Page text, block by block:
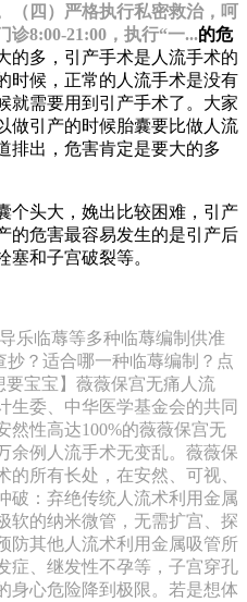
（四）严格执行私密救治，呵
8:00-21:00，执行“一...的危
的多，引产手术是人流手术的
时候，正常的人流手术是没有
就需要用到引产手术了。大家
做引产的时候胎囊要比做人流
排出，危害肯定是要大的多
个头大，娩出比较困难，引产
的危害最容易发生的是引产后
塞和子宫破裂等。
乐临蓐等多种临蓐编制供准
？适合哪一种临蓐编制？点
宝宝】薇薇保宫无痛人流
委、中华医学基金会的共同
然性高达100%的薇薇保宫无
余例人流手术无变乱。薇薇保
所有长处，在安然、可视、
破：弃绝传统人流术利用金属
软的纳米微管，无需扩宫、探
防其他人流术利用金属吸管所
症、继发性不孕等，子宫穿孔
身心危险降到极限。若是想体